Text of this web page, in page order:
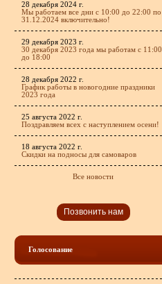
28 декабря 2024 г.
Мы работаем все дни с 10:00 до 22:00 по
31.12.2024 включительно!
29 декабря 2023 г.
30 декабря 2023 года мы работам с 11:00
до 18:00
28 декабря 2022 г.
График работы в новогодние праздники
2023 года
25 августа 2022 г.
Поздравляем всех с наступлением осени!
18 августа 2022 г.
Скидки на подносы для самоваров
Все новости
Позвонить нам
Голосование